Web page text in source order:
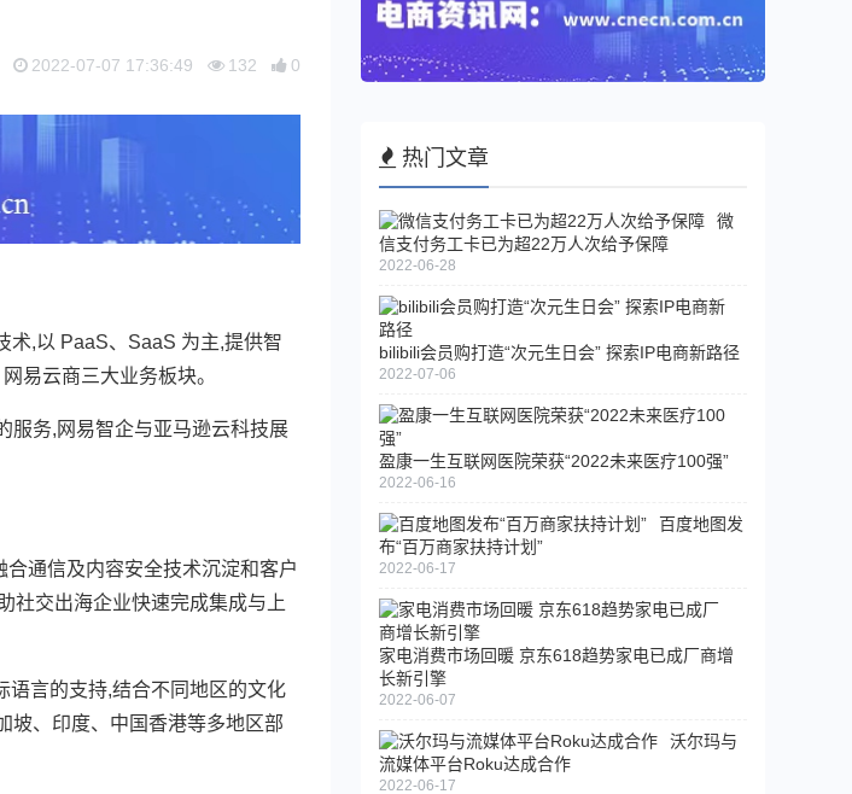
2022-07-07 17:36:49 132 0
,以 PaaS、SaaS 为主,提供智
易云商三大业务板块。
务,网易智企与亚马逊云科技展
通信及内容安全技术沉淀和客户
社交出海企业快速完成集成与上
言的支持,结合不同地区的文化
坡、印度、中国香港等多地区部
热门文章
微
信支付务工卡已为超22万人次给予保障
2022-06-28
bilibili会员购打造“次元生日会” 探索IP电商新路径
2022-07-06
盈康一生互联网医院荣获“2022未来医疗100强”
2022-06-16
百度地图发
布“百万商家扶持计划”
2022-06-17
家电消费市场回暖 京东618趋势家电已成厂商增
长新引擎
2022-06-07
沃尔玛与
流媒体平台Roku达成合作
2022-06-17